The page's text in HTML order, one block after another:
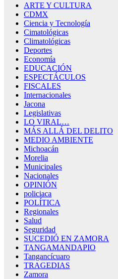
ARTE Y CULTURA
CDMX
Ciencia y Tecnología
Cimatológicas
Climatológicas
Deportes
Economía
EDUCACIÓN
ESPECTÁCULOS
FISCALES
Internacionales
Jacona
Legislativas
LO VIRAL…
MÁS ALLÁ DEL DELITO
MEDIO AMBIENTE
Michoacán
Morelia
Municipales
Nacionales
OPINIÓN
policiaca
POLÍTICA
Regionales
Salud
Seguridad
SUCEDIÓ EN ZAMORA
TANGAMANDAPIO
Tangancícuaro
TRAGEDIAS
Zamora